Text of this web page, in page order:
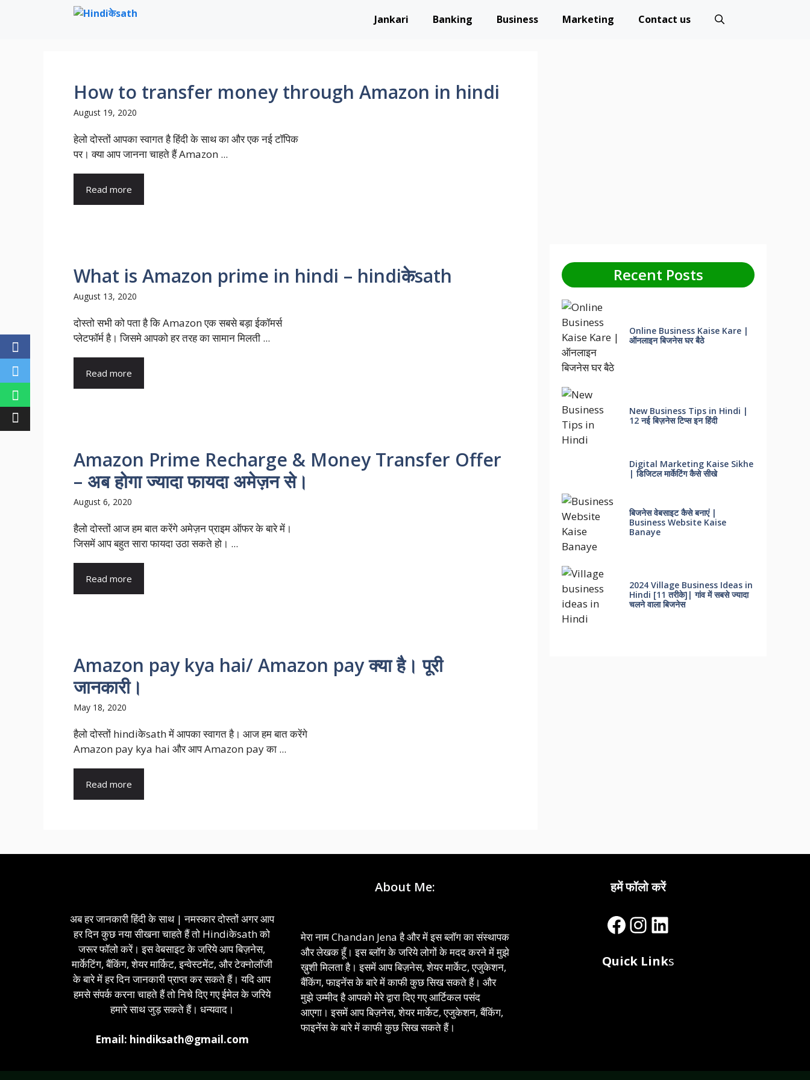
Jankari Banking Business Marketing Contact us
How to transfer money through Amazon in hindi
August 19, 2020
हेलो दोस्तों आपका स्वागत है हिंदी के साथ का और एक नई टॉपिक
पर। क्या आप जानना चाहते हैं Amazon ...
Read more
What is Amazon prime in hindi – hindiकेsath
August 13, 2020
दोस्तो सभी को पता है कि Amazon एक सबसे बड़ा ईकॉमर्स
प्लेटफॉर्म है। जिसमे आपको हर तरह का सामान मिलती ...
Read more
Amazon Prime Recharge & Money Transfer Offer
– अब होगा ज्यादा फायदा अमेज़न से।
August 6, 2020
हैलो दोस्तों आज हम बात करेंगे अमेज़न प्राइम ऑफर के बारे में।
जिसमें आप बहुत सारा फायदा उठा सकते हो। ...
Read more
Amazon pay kya hai/ Amazon pay क्या है। पूरी
जानकारी।
May 18, 2020
हैलो दोस्तों hindiकेsath में आपका स्वागत है। आज हम बात करेंगे
Amazon pay kya hai और आप Amazon pay का ...
Read more
Recent Posts
Online Business Kaise Kare |
ऑनलाइन बिजनेस घर बैठे
New Business Tips in Hindi |
12 नई बिज़नेस टिप्स इन हिंदी
Digital Marketing Kaise Sikhe
| डिजिटल मार्केटिंग कैसे सीखे
बिजनेस वेबसाइट कैसे बनाएं |
Business Website Kaise
Banaye
2024 Village Business Ideas in
Hindi [11 तरीके]| गांव में सबसे ज्यादा
चलने वाला बिजनेस
अब हर जानकारी हिंदी के साथ | नमस्कार दोस्तों अगर आप
हर दिन कुछ नया सीखना चाहते हैं तो Hindiकेsath को
जरूर फॉलो करें। इस वेबसाइट के जरिये आप बिज़नेस,
मार्केटिंग, बैंकिंग, शेयर मार्किट, इन्वेस्टमेंट, और टेक्नोलॉजी
के बारे में हर दिन जानकारी प्राप्त कर सकते हैं। यदि आप
हमसे संपर्क करना चाहते हैं तो निचे दिए गए ईमेल के जरिये
हमारे साथ जुड़ सकते हैं। धन्यवाद।
Email: hindiksath@gmail.com
About Me:
मेरा नाम Chandan Jena है और में इस ब्लॉग का संस्थापक
और लेखक हूँ। इस ब्लॉग के जरिये लोगों के मदद करने में मुझे
ख़ुशी मिलता है। इसमें आप बिज़नेस, शेयर मार्केट, एजुकेशन,
बैंकिंग, फाइनेंस के बारे में काफी कुछ सिख सकते हैं। और
मुझे उम्मीद है आपको मेरे द्वारा दिए गए आर्टिकल पसंद
आएगा। इसमें आप बिज़नेस, शेयर मार्केट, एजुकेशन, बैंकिंग,
फाइनेंस के बारे में काफी कुछ सिख सकते हैं।
हमें फॉलो करें
Facebook
Instagram
LinkedIn
Quick Links